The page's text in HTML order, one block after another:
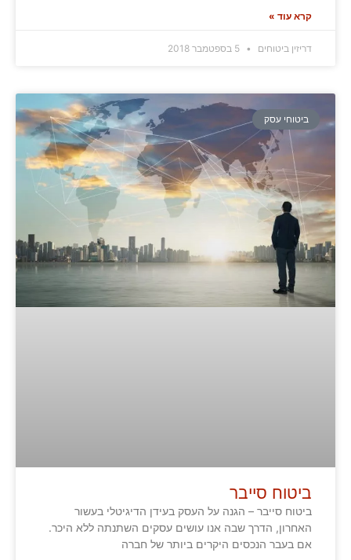
קרא עוד »
דריזין ביטוחים
ביטוחי עסק
ביטוח סייבר
ביטוח סייבר – הגנה על העסק בעידן הדיגיטלי בעשור
האחרון, הדרך שבה אנו עושים עסקים השתנתה ללא היכר.
אם בעבר הנכסים היקרים ביותר של חברה